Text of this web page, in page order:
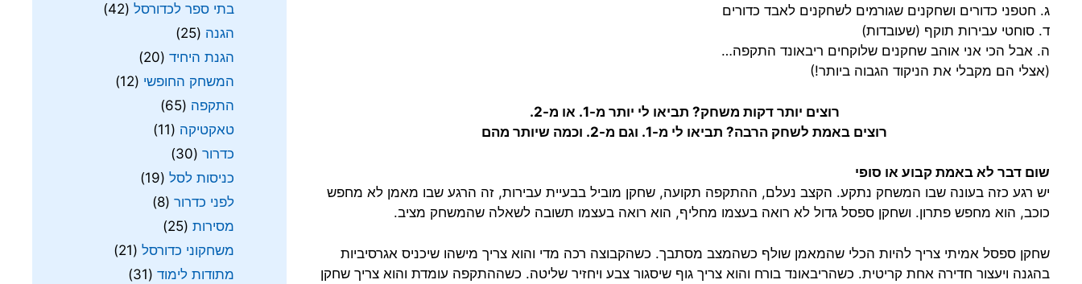
ג. חטפני כדורים ושחקנים שגורמים לשחקנים לאבד כדורים
ד. סוחטי עבירות תוקף (שעובדות)
ה. אבל הכי אני אוהב שחקנים שלוקחים ריבאונד התקפה…
(אצלי הם מקבלי את הניקוד הגבוה ביותר!)
רוצים יותר דקות משחק? תביאו לי יותר מ-1. או מ-2.
רוצים באמת לשחק הרבה? תביאו לי מ-1. וגם מ-2. וכמה שיותר מהם
שום דבר לא באמת קבוע או סופי
יש רגע כזה בעונה שבו המשחק נתקע. הקצב נעלם, ההתקפה תקועה, שחקן מוביל בבעיית עבירות, זה הרגע שבו מאמן לא מחפש
כוכב, הוא מחפש פתרון. ושחקן ספסל גדול לא רואה בעצמו מחליף, הוא רואה בעצמו תשובה לשאלה שהמשחק מציב.
שחקן ספסל אמיתי צריך להיות הכלי שהמאמן שולף כשהמצב מסתבך. כשהקבוצה רכה מדי והוא צריך מישהו שיכניס אגרסיביות
בהגנה ויעצור חדירה אחת קריטית. כשהריבאונד בורח והוא צריך גוף שיסגור צבע ויחזיר שליטה. כשההתקפה עומדת והוא צריך שחקן
בתי ספר לכדורסל (42)
הגנה (25)
הגנת היחיד (20)
המשחק החופשי (12)
התקפה (65)
טאקטיקה (11)
כדרור (30)
כניסות לסל (19)
לפני כדרור (8)
מסירות (25)
משחקוני כדורסל (21)
מתודות לימוד (31)